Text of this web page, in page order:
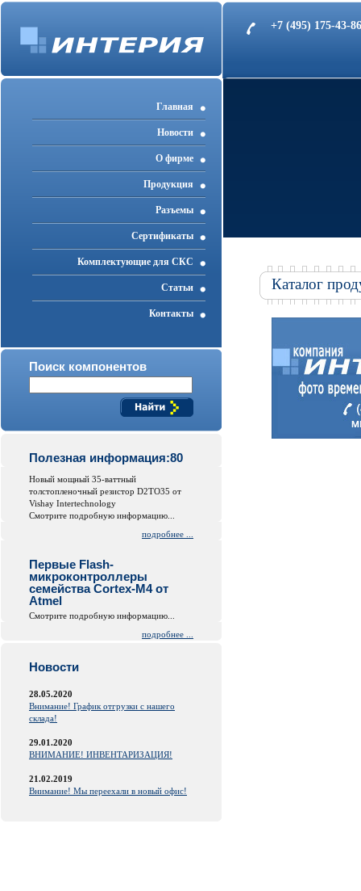
+7 (495) 175-43-
Главная
Новости
О фирме
Продукция
Разъемы
Cертификаты
Комплектующие для СКС
Статьи
Контакты
Поиск компонентов
Полезная информация:80
Новый мощный 35-ваттный
толстопленочный резистор D2TO35 от
Vishay Intertechnology
Смотрите подробную информацию...
подробнее ...
Первые Flash-
микроконтроллеры
семейства Cortex-M4 от
Atmel
Смотрите подробную информацию...
подробнее ...
Новости
28.05.2020
Внимание! График отгрузки с нашего
склада!
29.01.2020
ВНИМАНИЕ! ИНВЕНТАРИЗАЦИЯ!
21.02.2019
Внимание! Мы переехали в новый офис!
Каталог